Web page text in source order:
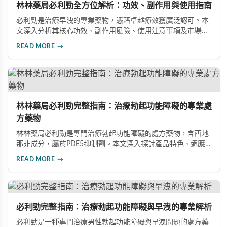
林林藥局必利勁全方位解析：功效、副作用與使用指南
必利勁是治療早洩的專業藥物，憑藉卓越療效獲廣泛認可。本
文深入分析其核心功效、副作用風險、使用注意事項及市場發
READ MORE →
林林藥局必利勁完整指南：治療勃起功能障礙的專業處
方藥物
林林藥局必利勁是專門治療勃起功能障礙的處方藥物，含西地
那非成分，屬於PDE5抑制劑。本文深入探討產品特色、適應
READ MORE →
必利勁完整指南：治療勃起功能障礙與早洩的專業解析
必利勁是一種專門治療男性勃起功能障礙與早洩問題的處方藥